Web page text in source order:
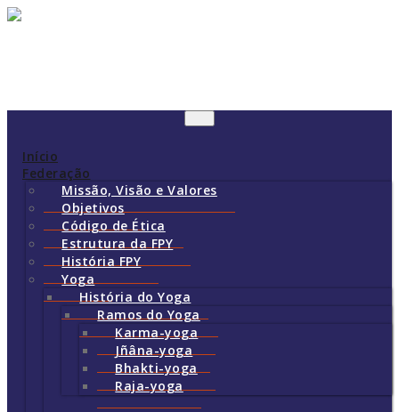
Skip
ALTERNAR
Início
Federação
Missão, Visão e Valores
Objetivos
Código de Ética
Estrutura da FPY
História FPY
Yoga
História do Yoga
Ramos do Yoga
Karma-yoga
Jñâna-yoga
Bhakti-yoga
Raja-yoga